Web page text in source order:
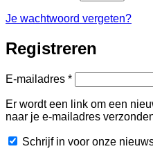
Je wachtwoord vergeten?
Registreren
E-mailadres *Vereist
Er wordt een link om een
naar je e-mailadres
Schrijf in voor onze